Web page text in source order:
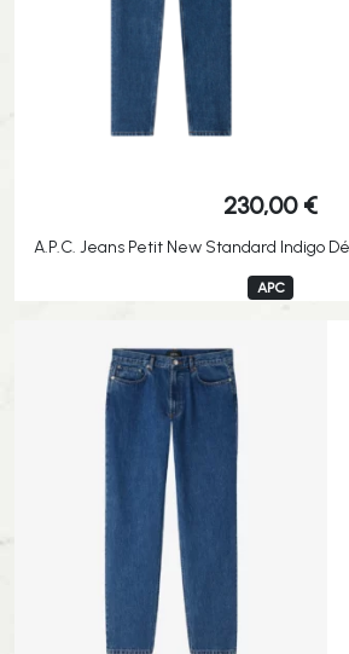
230,00 €
A.P.C. Jeans Petit New Standard Indigo
APC